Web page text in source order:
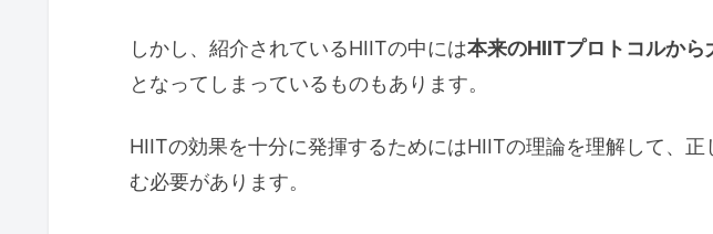
しかし、紹介されているHIITの中には本来のHIITプロトコルか
となってしまっているものもあります。
HIITの効果を十分に発揮するためにはHIITの理論を理解して、正
む必要があります。